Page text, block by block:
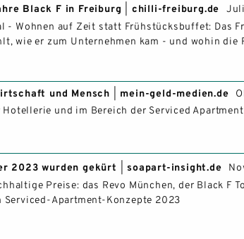
APARTMENTS
ROOFTOP
STÄDTETRIP
Black F in Freiburg chilli-freiburg.de
- Wohnen auf Zeit statt Frühstücksbuffet: Das
wie er zum Unternehmen kam - und wohin die
und Mensch mein-geld-medien.de
und im Bereich der Serviced
2023 wurden gekürt soapart-insight.de
Preise: das Revo München, der Black F
Serviced-Apartment-Konzepte 2023